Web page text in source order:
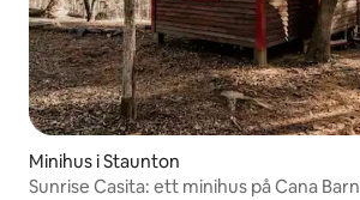
Minihus i Staunton
Sunrise Casita: ett minihus på Cana Barn